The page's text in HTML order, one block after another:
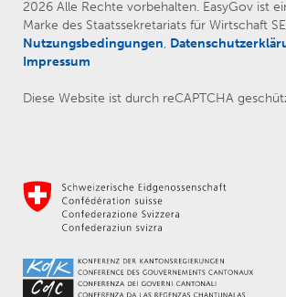
2026 Alle Rechte vorbehalten. EasyGov ist
Marke des Staatssekretariats für Wirtschaft
Nutzungsbedingungen,
Impressum
Diese Website ist durch reCAPTCHA